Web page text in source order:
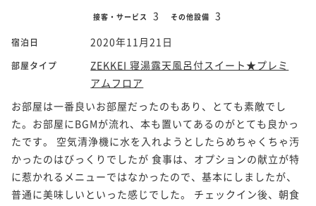
接客・サービス 3 その他設備 3
宿泊日 2020年11月21日
部屋タイプ
ZEKKEI 寝湯露天風呂付スイート★プレミ
アムフロア
お部屋は一番良いお部屋だったのもあり、とても素敵でし
た。お部屋にBGMが流れ、本も置いてあるのがとても良かっ
たです。 空気清浄機に水を入れようとしたらめちゃくちゃ汚
かったのはびっくりでしたが 食事は、オプションの献立が特
に惹かれるメニューではなかったので、基本にしましたが、
普通に美味しいといった感じでした。 チェックイン後、朝食